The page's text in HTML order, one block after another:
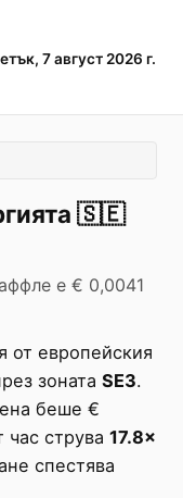
7 август 2026 г.
🇸🇪
е € 0,0041
от европейския
зоната SE3.
беше €
струва 17.8×
спестява